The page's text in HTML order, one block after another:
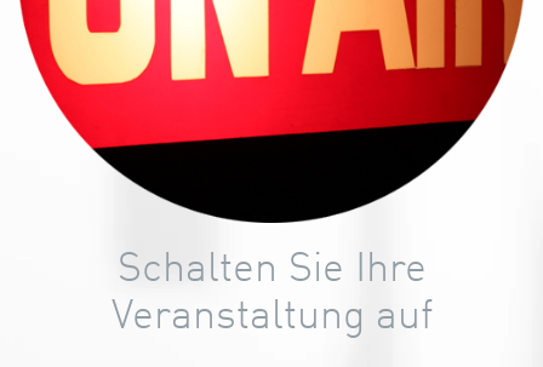
Schalten Sie Ihre
Veranstaltung auf